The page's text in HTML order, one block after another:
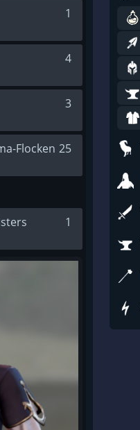
1
4
3
Flocken 25
1